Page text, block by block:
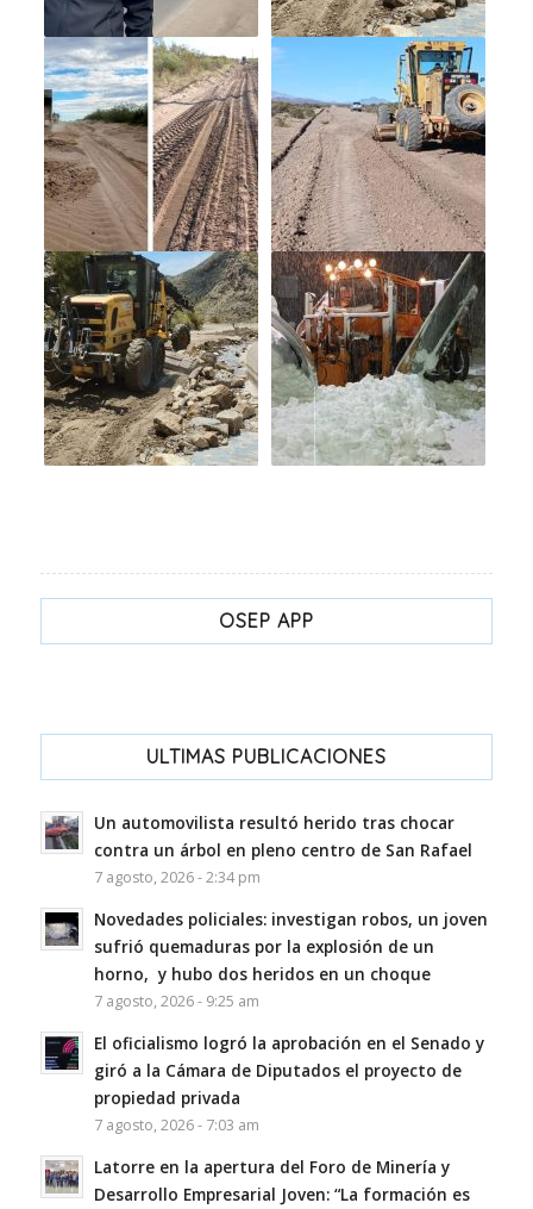
OSEP APP
ULTIMAS PUBLICACIONES
Un automovilista resultó herido tras chocar
contra un árbol en pleno centro de San Rafael
7 agosto, 2026 - 2:34 pm
Novedades policiales: investigan robos, un joven
sufrió quemaduras por la explosión de un
horno, y hubo dos heridos en un choque
7 agosto, 2026 - 9:25 am
El oficialismo logró la aprobación en el Senado y
giró a la Cámara de Diputados el proyecto de
propiedad privada
7 agosto, 2026 - 7:03 am
Latorre en la apertura del Foro de Minería y
Desarrollo Empresarial Joven: “La formación es